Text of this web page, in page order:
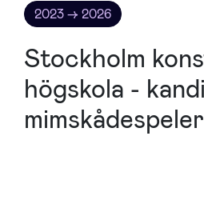
2023 → 2026
Stockholm
högskola -